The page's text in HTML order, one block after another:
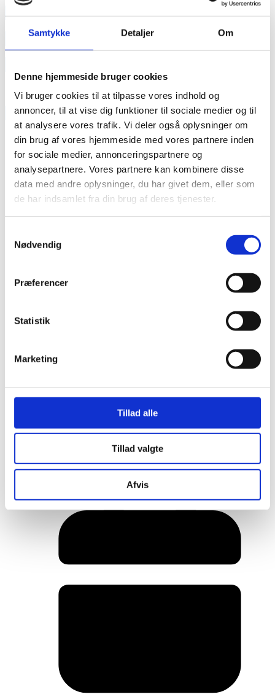
Samtykke Detaljer Om
Denne hjemmeside bruger cookies
Vi bruger cookies til at tilpasse vores indhold og
annoncer, til at vise dig funktioner til sociale medier og til
at analysere vores trafik. Vi deler også oplysninger om
din brug af vores hjemmeside med vores partnere inden
for sociale medier, annonceringspartnere og
analysepartnere. Vores partnere kan kombinere disse
data med andre oplysninger, du har givet dem, eller som
de har indsamlet fra din brug af deres tjenester.
Nødvendig
Præferencer
Statistik
Marketing
Tillad alle
Tillad valgte
Afvis
annonce
annonce
RAINBOW BUSINESS DENMARK
Her er alle vinderne fra årets Danish
Rainbow Awards